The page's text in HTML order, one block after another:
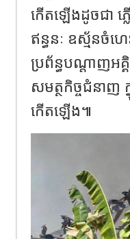
កើតឡើងដូចជា ភ្ល
ឥន្ធនៈ ឧស្ម័នចំហ
ប្រព័ន្ធបណ្តាញអ
សមត្ថកិច្ចជំនាញ ក្
កើតឡើង៕